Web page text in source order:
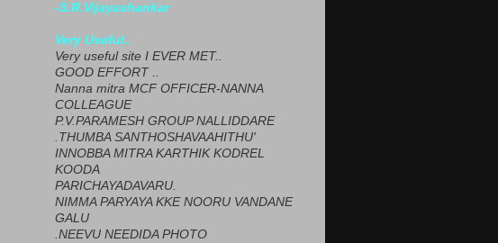
-S.R.Vijayashankar
Very Useful..
Very useful site I EVER MET..
GOOD EFFORT ..
Nanna mitra MCF OFFICER-NANNA
COLLEAGUE
P.V.PARAMESH GROUP NALLIDDARE
.THUMBA SANTHOSHAVAAHITHU'
INNOBBA MITRA KARTHIK KODREL
KOODA
PARICHAYADAVARU.
NIMMA PARYAYA KKE NOORU VANDANE
GALU
.NEEVU NEEDIDA PHOTO